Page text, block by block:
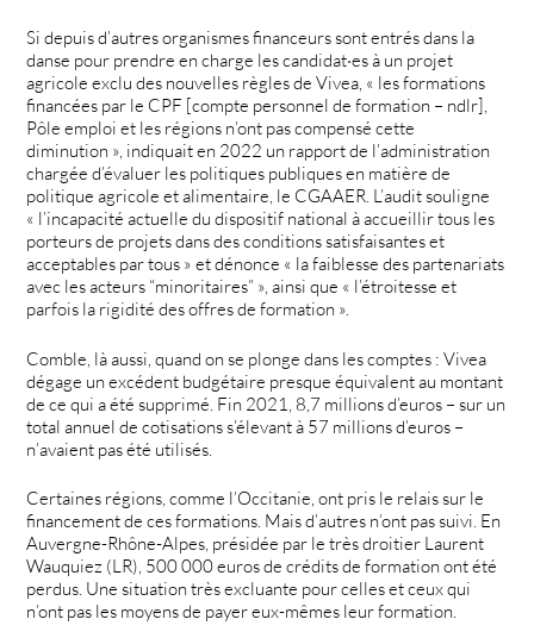
Si depuis d’autres organismes financeurs sont entrés dans la
danse pour prendre en charge les candidat·es à un projet
agricole exclu des nouvelles règles de Vivea, « les formations
financées par le CPF [compte personnel de formation – ndlr],
Pôle emploi et les régions n’ont pas compensé cette
diminution », indiquait en 2022 un rapport de l’administration
chargée d’évaluer les politiques publiques en matière de
politique agricole et alimentaire, le CGAAER. L’audit souligne
« l’incapacité actuelle du dispositif national à accueillir tous les
porteurs de projets dans des conditions satisfaisantes et
acceptables par tous » et dénonce « la faiblesse des partenariats
avec les acteurs “minoritaires” », ainsi que « l’étroitesse et
parfois la rigidité des offres de formation ».
Comble, là aussi, quand on se plonge dans les comptes : Vivea
dégage un excédent budgétaire presque équivalent au montant
de ce qui a été supprimé. Fin 2021, 8,7 millions d’euros – sur un
total annuel de cotisations s’élevant à 57 millions d’euros –
n’avaient pas été utilisés.
Certaines régions, comme l’Occitanie, ont pris le relais sur le
financement de ces formations. Mais d’autres n’ont pas suivi. En
Auvergne-Rhône-Alpes, présidée par le très droitier Laurent
Wauquiez (LR), 500 000 euros de crédits de formation ont été
perdus. Une situation très excluante pour celles et ceux qui
n’ont pas les moyens de payer eux-mêmes leur formation.